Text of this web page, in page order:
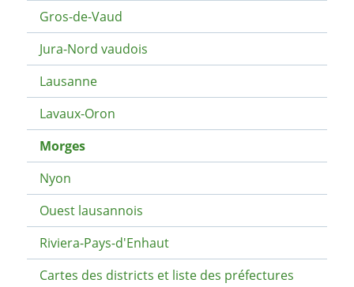
Gros-de-Vaud
Jura-Nord vaudois
Lausanne
Lavaux-Oron
Morges
Nyon
Ouest lausannois
Riviera-Pays-d'Enhaut
Cartes des districts et liste des préfectures